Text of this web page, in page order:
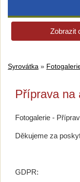
Zobrazit
Syrovátka »
Příprava na
Fotogalerie -
Děkujeme za
GDPR: